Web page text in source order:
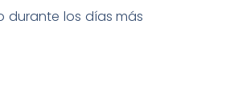
durante los días más